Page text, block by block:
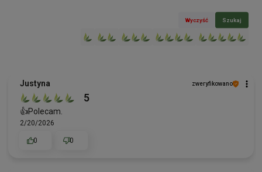
Wyczyść Szukaj
Justyna zweryfikowano
5
👍️Polecam.
2/20/2026
0 0